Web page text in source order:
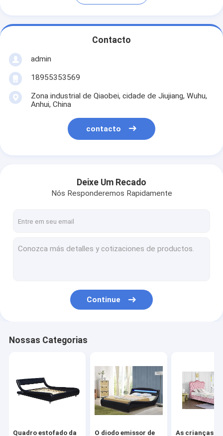
Contacto
admin
18955353569
Zona industrial de Qiaobei, cidade de Jiujiang, Wuhu,
Anhui, China
contacto
Deixe Um Recado
Nós Responderemos Rapidamente
Continue
Nossas Categorias
Quadro estofado da O diodo emissor de As crianças